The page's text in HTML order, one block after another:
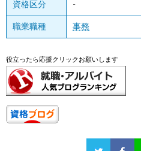
資格区分 -
職業職種 事務
役立ったら応援クリックお願いします